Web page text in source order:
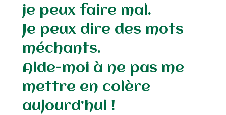
je peux faire mal.
Je peux dire des mots
méchants.
Aide-moi à ne pas me
mettre en colère
aujourd’hui !